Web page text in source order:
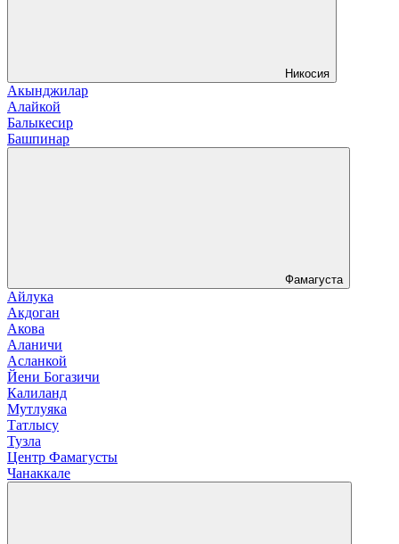
Никосия
Акынджилар
Алайкой
Балыкесир
Башпинар
Фамагуста
Айлука
Акдоган
Акова
Аланичи
Асланкой
Йени Богазичи
Калиланд
Мутлуяка
Татлысу
Тузла
Центр Фамагусты
Чанаккале